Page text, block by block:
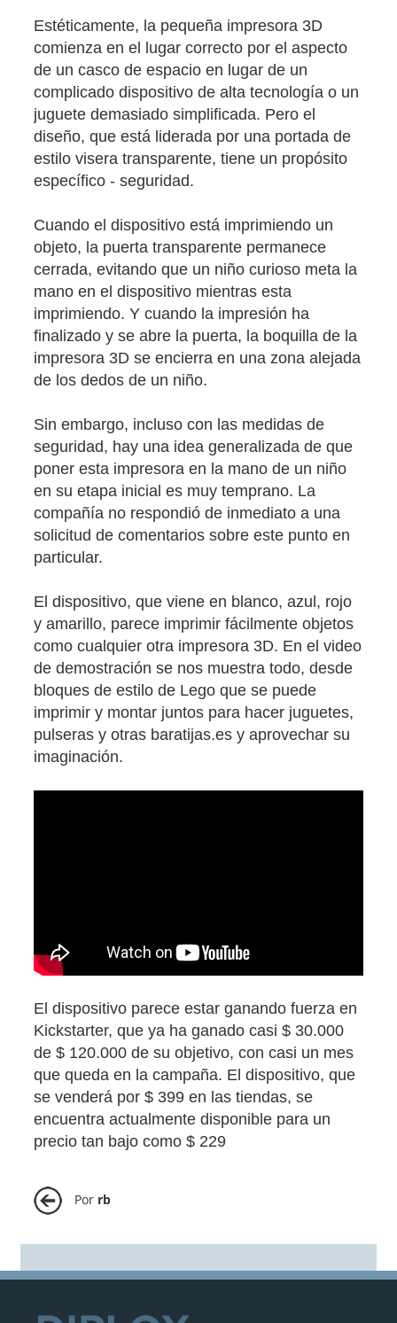
Estéticamente, la pequeña impresora 3D
comienza en el lugar correcto por el aspecto
de un casco de espacio en lugar de un
complicado dispositivo de alta tecnología o un
juguete demasiado simplificada. Pero el
diseño, que está liderada por una portada de
estilo visera transparente, tiene un propósito
específico - seguridad.
Cuando el dispositivo está imprimiendo un
objeto, la puerta transparente permanece
cerrada, evitando que un niño curioso meta la
mano en el dispositivo mientras esta
imprimiendo. Y cuando la impresión ha
finalizado y se abre la puerta, la boquilla de la
impresora 3D se encierra en una zona alejada
de los dedos de un niño.
Sin embargo, incluso con las medidas de
seguridad, hay una idea generalizada de que
poner esta impresora en la mano de un niño
en su etapa inicial es muy temprano. La
compañía no respondió de inmediato a una
solicitud de comentarios sobre este punto en
particular.
El dispositivo, que viene en blanco, azul, rojo
y amarillo, parece imprimir fácilmente objetos
como cualquier otra impresora 3D. En el video
de demostración se nos muestra todo, desde
bloques de estilo de Lego que se puede
imprimir y montar juntos para hacer juguetes,
pulseras y otras baratijas.es y aprovechar su
imaginación.
El dispositivo parece estar ganando fuerza en
Kickstarter, que ya ha ganado casi $ 30.000
de $ 120.000 de su objetivo, con casi un mes
que queda en la campaña. El dispositivo, que
se venderá por $ 399 en las tiendas, se
encuentra actualmente disponible para un
precio tan bajo como $ 229
Por rb